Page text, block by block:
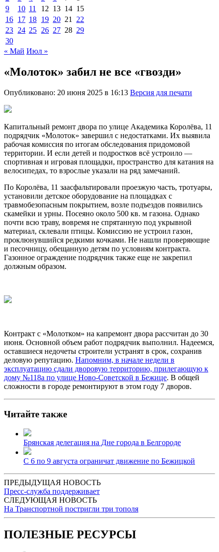
9
10 11 12 13 14 15
16 17 18 19 20 21
22
23 24 25 26 27 28 29
30
« Май Июл »
«Молоток» забил не все «гвозди»
Опубликовано: 20 июня 2025 в 16:13 Версия для печати
Капитальный ремонт двора по улице Академика Королёва, 11
подрядчик «Молоток» завершил с недостатками. Их выявила
рабочая комиссия по итогам обследования придомовой
территории. И если детей и подростков всё устроило —
спортивная и игровая площадки, пространство для катания на
велосипедах, то взрослые указали на ряд замечаний.
По Королёва, 11 заасфальтировали проезжую часть, тротуары,
установили детское оборудование на площадках с
травмобезопасным покрытием, возле подъездов появились
скамейки и урны. Посеяно около 500 кв. м газона. Однако
почти всю траву, вовремя не спрятанную под укрывной
материал, склевали птицы. Комиссию не устроил газон,
проклюнувшийся редкими кочками. Не нашли проверяющие
и песочницу, обещанную детям по условиям контракта.
Газонное ограждение подрядчик также еще не закрепил
должным образом.
Контракт с «Молотком» на капремонт двора рассчитан до 30
июня. Основной объем работ подрядчик выполнил. Надеемся,
оставшиеся недочеты строители устранят в срок, сохранив
деловую репутацию. Напомним, в начале недели в
эксплуатацию сдали дворовую территорию, прилегающую к
дому №118а по улице Ново-Советской в Бежице. В общей
сложности в городе ремонтируют в этом году 7 дворов.
Читайте также
Брянская делегация на Дне города в Белгороде
С 6 по 9 августа ограничат движение по Бежицкой
ПРЕДЫДУЩАЯ НОВОСТЬ
Пресс-служба поддерживает
СЛЕДУЮЩАЯ НОВОСТЬ
На Транспортной постригли три тополя
ПОЛЕЗНЫЕ РЕСУРСЫ